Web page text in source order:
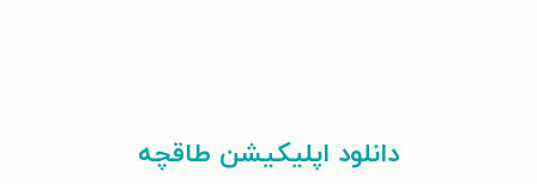
دانلود اپلیکیشن طاقچه